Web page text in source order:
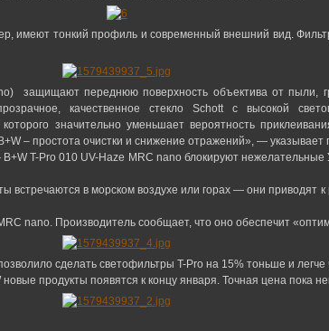
имеют тонкий профиль и современный внешний вид.
защищают переднюю поверхность объектива от пыли,
качественное стекло Schott с высокой
значительно уменьшает вероятность
– простота очистки и снижение отражений», — указывает
T-Pro 010 UV-Haze MRC nano блокируют
встречаются в морском воздухе или горах — они приводят
nano. Производитель сообщает, что оно обеспечит
сделать светофильтры T-Pro на 15% тоньше и
продукты появятся к концу января. Точная цена пока